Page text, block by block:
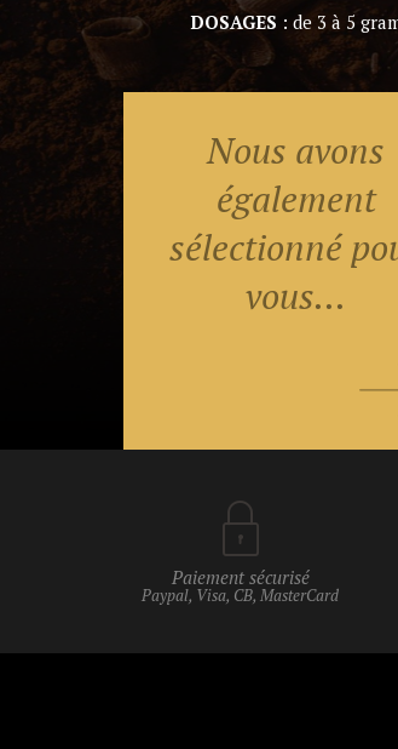
DOSAGES : de 3 à 5
Nous avons
également
sélectionné
vous...
Paiement sécurisé
Paypal, Visa, CB, MasterCard